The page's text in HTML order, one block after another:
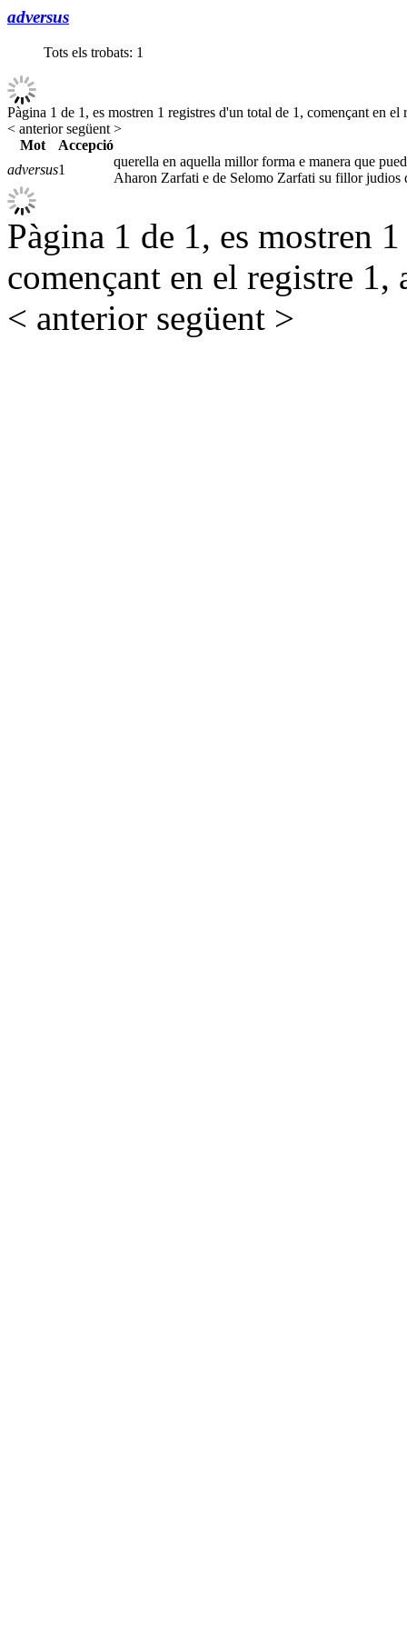
adversus
Tots els trobats: 1
Pàgina 1 de 1, es mostren 1 registres d'un total de 1, començant en el
< anteriorsegüent >
Mot
Accepció
adversus1
querella en aquella millor forma e manera que
Aharon Zarfati e de Selomo Zarfati su fillor judios
Pàgina 1 de 1, es mostren
començant en el registre 1,
< anterior següent >